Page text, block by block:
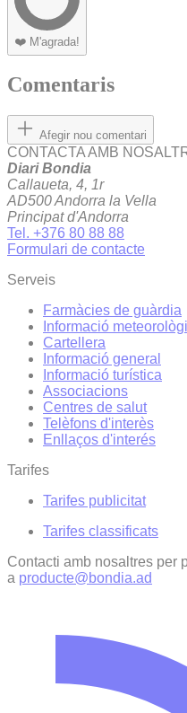
❤️ M'agrada!
Comentaris
Afegir nou comentari
CONTACTA AMB
Diari Bondia
Callaueta, 4, 1r
AD500 Andorra la Vella
Principat d'Andorra
Tel. +376 80 88 88
Formulari de contacte
Serveis
Farmàcies de guàrdia
Informació
Cartellera
Informació general
Informació turística
Associacions
Centres de salut
Telèfons d'interès
Enllaços d'interés
Tarifes
Tarifes publicitat
Tarifes classificats
Contacti amb nosaltres per
a producte@bondia.ad